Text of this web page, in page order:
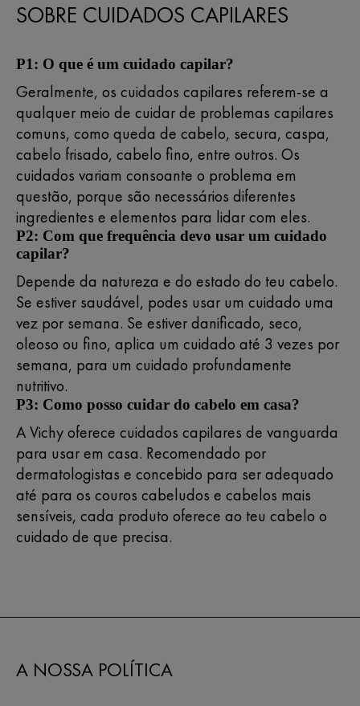
SOBRE CUIDADOS CAPILARES
P1: O que é um cuidado capilar?
Geralmente, os cuidados capilares referem-se a
qualquer meio de cuidar de problemas capilares
comuns, como queda de cabelo, secura, caspa,
cabelo frisado, cabelo fino, entre outros. Os
cuidados variam consoante o problema em
questão, porque são necessários diferentes
ingredientes e elementos para lidar com eles.
P2: Com que frequência devo usar um cuidado
capilar?
Depende da natureza e do estado do teu cabelo.
Se estiver saudável, podes usar um cuidado uma
vez por semana. Se estiver danificado, seco,
oleoso ou fino, aplica um cuidado até 3 vezes por
semana, para um cuidado profundamente
nutritivo.
P3: Como posso cuidar do cabelo em casa?
A Vichy oferece cuidados capilares de vanguarda
para usar em casa. Recomendado por
dermatologistas e concebido para ser adequado
até para os couros cabeludos e cabelos mais
sensíveis, cada produto oferece ao teu cabelo o
cuidado de que precisa.
A NOSSA POLÍTICA